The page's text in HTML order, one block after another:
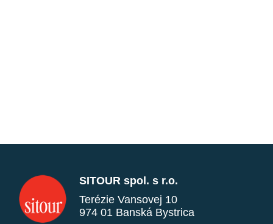
SITOUR spol. s r.o.
Terézie Vansovej 10
974 01 Banská Bystrica